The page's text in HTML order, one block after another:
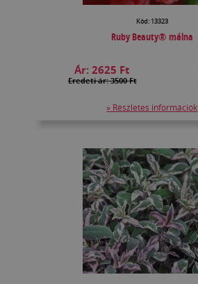
Kód: 13323
Ruby Beauty® málna
Ár:2625 Ft
Eredeti ár: 3500 Ft
» Részletes információk